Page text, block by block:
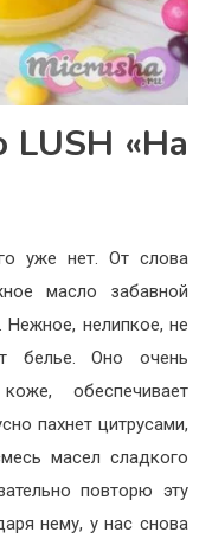
LUSH «На
уже нет. От слова
масло забавной
нелипкое, не
белье. Оно очень
обеспечивает
пахнет цитрусами,
масел сладкого
повторю эту
нему, у нас снова